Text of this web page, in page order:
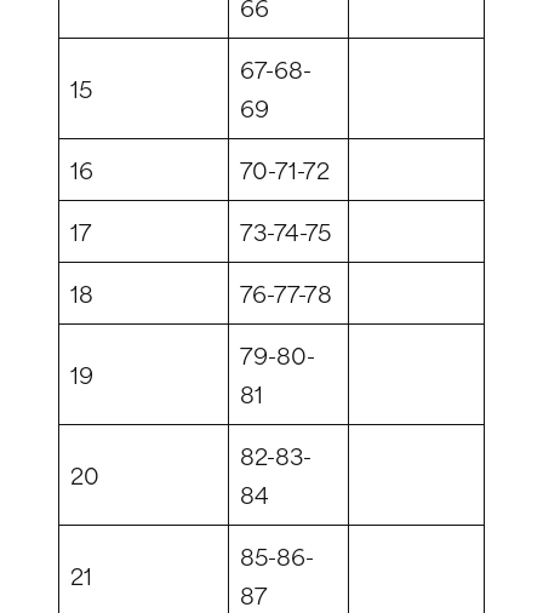
15
67-68-
69
16
70-71-72
17
73-74-75
18
76-77-78
19
79-80-
81
20
82-83-
84
21
85-86-
87